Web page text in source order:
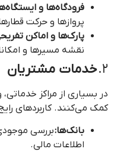
فرودگاه‌ها و
پروازها و حرکت
پارک‌ها و اماکن
نقشه مسیرها و
2. خدمات مشتریان
در بسیاری از مراکز
کمک می‌کنند. کاربردهای
بانک‌ها:بررسی
اطلاعات مالی.